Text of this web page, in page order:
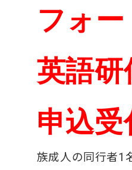
フォ
英語研
申込受
族成人の同行者1